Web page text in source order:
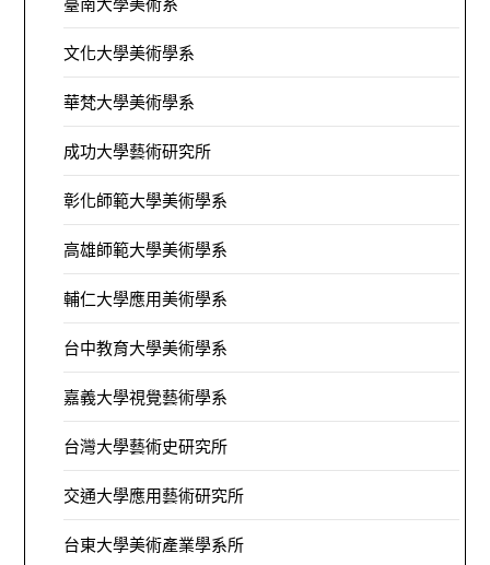
文化大學美術學系
華梵大學美術學系
成功大學藝術研究所
彰化師範大學美術學系
高雄師範大學美術學系
輔仁大學應用美術學系
台中教育大學美術學系
嘉義大學視覺藝術學系
台灣大學藝術史研究所
交通大學應用藝術研究所
台東大學美術產業學系所